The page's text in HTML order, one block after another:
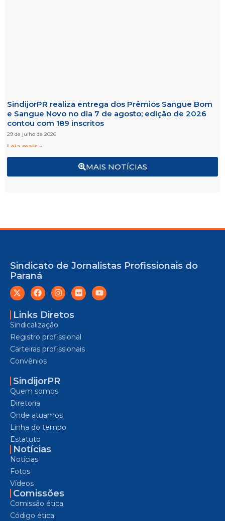
MAIS NOTÍCIAS
SindijorPR realiza entrega dos Prêmios Sangue Bom
e Sangue Novo no dia 7 de agosto; edição de 2026
contou com 189 inscritos
29 de julho de 2026
Leia mais »
Sindicato de Jornalistas Profissionais do
Paraná
Links Diretos
Sindicalização
Registro profissional
Carteiras profissionais
Convênios
SindijorPR
Quem somos
Diretoria
Onde atuamos
Linha do tempo
Estatuto
Notícias
Notícias
Fotos
Vídeos
Comissões
Comissão ética
Código ética